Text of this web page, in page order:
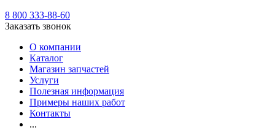
8 800 333-88-60
Заказать звонок
О компании
Каталог
Магазин запчастей
Услуги
Полезная информация
Примеры наших работ
Контакты
...